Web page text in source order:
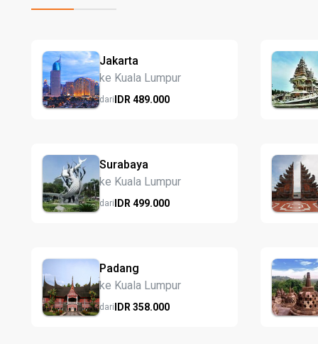
Jakarta
ke Kuala Lumpur
dariIDR 489.000
Surabaya
ke Kuala Lumpur
dariIDR 499.000
Padang
ke Kuala Lumpur
dariIDR 358.000